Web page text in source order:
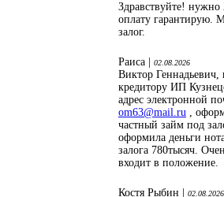
Здравствуйте! нужно
оплату гарантирую.
залог.
Раиса | 02.08.2026
Виктор Геннадьевич,
кредитору ИП
адрес электронной
om63@mail.ru ,
частный займ под
оформила деньги
залога 780тысяч.
входит в положение.
Костя Рыбин | 02.08.2026